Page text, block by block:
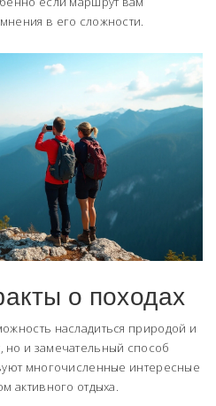
в его сложности.
о походах
насладиться природой и
и замечательный способ
многочисленные интересные
активного отдыха.